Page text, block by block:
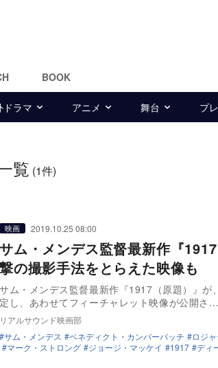
BOOK
ドラマ アニメ 舞台 プ
覧 (1件)
映画 2019.10.25 08:00
サム・メンデス監督最新作『
撃の撮影手法をとらえた映像も
サム・メンデス監督最新作『1917（原題）』
定し、あわせてフィーチャレット映像が公開さ…
リアルサウンド映画部
サム・メンデス
ベネディクト・カンバーバッチ ロジ
マーク・ストロング
ジョージ・マッケイ 1917 ディ